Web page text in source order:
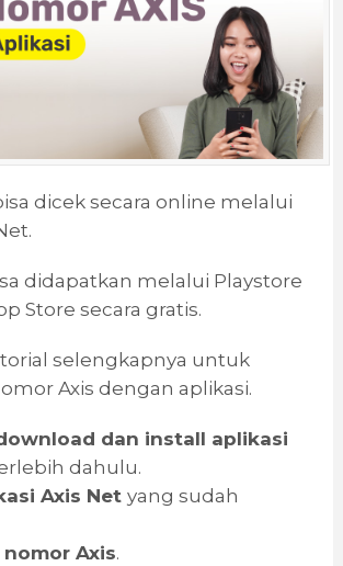
dicek secara online melalui
didapatkan melalui Playstore
Store secara gratis.
selengkapnya untuk
Axis dengan aplikasi.
dan install aplikasi
dahulu.
Axis Net yang sudah
nomor Axis.